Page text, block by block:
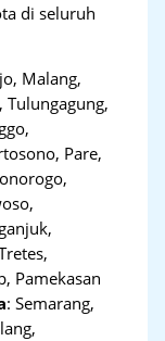
di seluruh
Malang,
Tulungagung,
Pare,
Pamekasan
:Semarang,